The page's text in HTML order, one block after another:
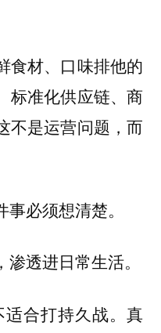
食材、口味排他的
标准化供应链、商
不是运营问题，而
必须想清楚。
透进日常生活。
合打持久战。真